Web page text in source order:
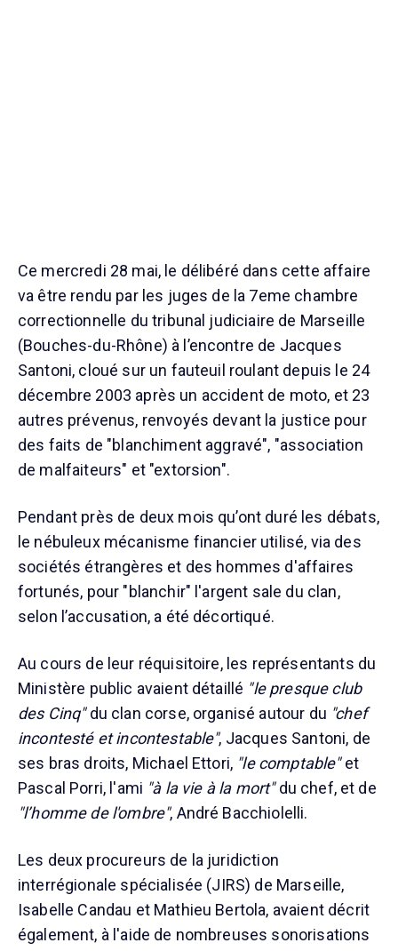
Ce mercredi 28 mai, le délibéré dans cette affaire
va être rendu par les juges de la 7eme chambre
correctionnelle du tribunal judiciaire de Marseille
(Bouches-du-Rhône) à l’encontre de Jacques
Santoni, cloué sur un fauteuil roulant depuis le 24
décembre 2003 après un accident de moto, et 23
autres prévenus, renvoyés devant la justice pour
des faits de "blanchiment aggravé", "association
de malfaiteurs" et "extorsion".
Pendant près de deux mois qu’ont duré les débats,
le nébuleux mécanisme financier utilisé, via des
sociétés étrangères et des hommes d'affaires
fortunés, pour "blanchir" l'argent sale du clan,
selon l’accusation, a été décortiqué.
Au cours de leur réquisitoire, les représentants du
Ministère public avaient détaillé "le presque club
des Cinq"du clan corse, organisé autour du "chef
incontesté et incontestable", Jacques Santoni, de
ses bras droits, Michael Ettori, "le comptable"et
Pascal Porri, l'ami "à la vie à la mort"du chef, et de
"l’homme de l'ombre", André Bacchiolelli.
Les deux procureurs de la juridiction
interrégionale spécialisée (JIRS) de Marseille,
Isabelle Candau et Mathieu Bertola, avaient décrit
également, à l'aide de nombreuses sonorisations